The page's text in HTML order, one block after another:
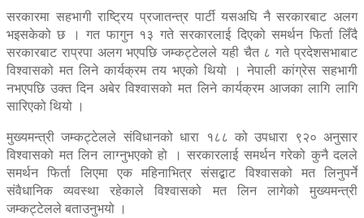
सरकारमा सहभागी राष्ट्रिय प्रजातन्त्र पार्टी यसअघि नै सरकारबाट अलग
भइसकेको छ । गत फागुन १३ गते सरकारलाई दिएको समर्थन फिर्ता लिँदै
सरकारबाट राप्रपा अलग भएपछि जम्कट्टेलले यही चैत ८ गते प्रदेशसभाबाट
विश्वासको मत लिने कार्यक्रम तय भएको थियो । नेपाली कांग्रेस सहभागी
नभएपछि उक्त दिन अबेर विश्वासको मत लिने कार्यक्रम आजका लागि लागि
सारिएको थियो ।
मुख्यमन्त्री जम्कट्टेलले संविधानको धारा १८८ को उपधारा ९२० अनुसार
विश्वासको मत लिन लाग्नुभएको हो । सरकारलाई समर्थन गरेको कुनै दलले
समर्थन फिर्ता लिएमा एक महिनाभित्र संसद्बाट विश्वासको मत लिनुपर्ने
संवैधानिक व्यवस्था रहेकाले विश्वासको मत लिन लागेको मुख्यमन्त्री
जम्कट्टेलले बताउनुभयो ।